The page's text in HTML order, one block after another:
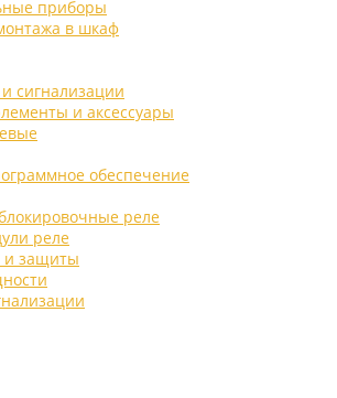
приборы
в шкаф
сигнализации
и аксессуары
обеспечение
реле
реле
и защиты